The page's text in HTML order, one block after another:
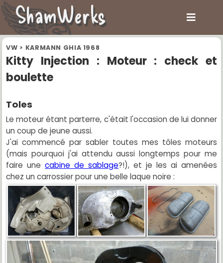
VW > KARMANN GHIA 1968
Kitty Injection : Moteur : check et
boulette
Toles
Le moteur étant parterre, c'était l'occasion de lui donner
un coup de jeune aussi.
J'ai commencé par sabler toutes mes tôles moteurs
(mais pourquoi j'ai attendu aussi longtemps pour me
faire unecabine de sablage?!), et je les ai amenées
chez un carrossier pour une belle laque noire :
ShamWerks